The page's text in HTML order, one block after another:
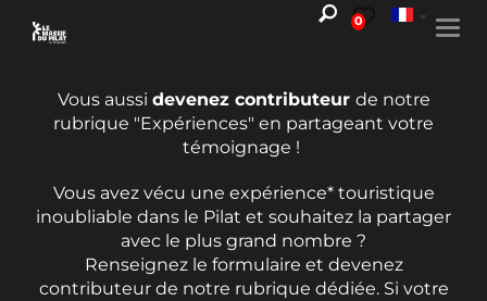
0
Vous aussi devenez contributeur de notre
rubrique "Expériences" en partageant votre
témoignage !
Vous avez vécu une expérience* touristique
inoubliable dans le Pilat et souhaitez la partager
avec le plus grand nombre ?
Renseignez le formulaire et devenez
contributeur de notre rubrique dédiée. Si votre